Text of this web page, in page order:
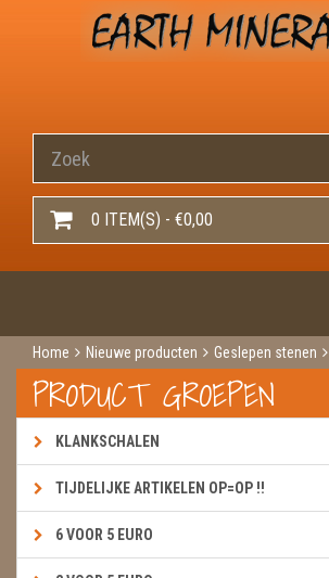
0 ITEM(S) - €0,00
Home Nieuwe producten Geslepen stenen
Agaatschijf teal dun
PRODUCT GROEPEN
KLANKSCHALEN
TIJDELIJKE ARTIKELEN OP=OP !!
6 VOOR 5 EURO